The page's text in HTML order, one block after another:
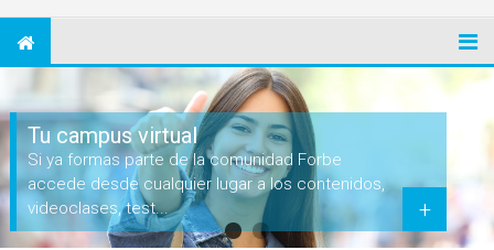
Tu campus virtual
Si ya formas parte de la comunidad Forbe
accede desde cualquier lugar a los contenidos,
videoclases, test...
+